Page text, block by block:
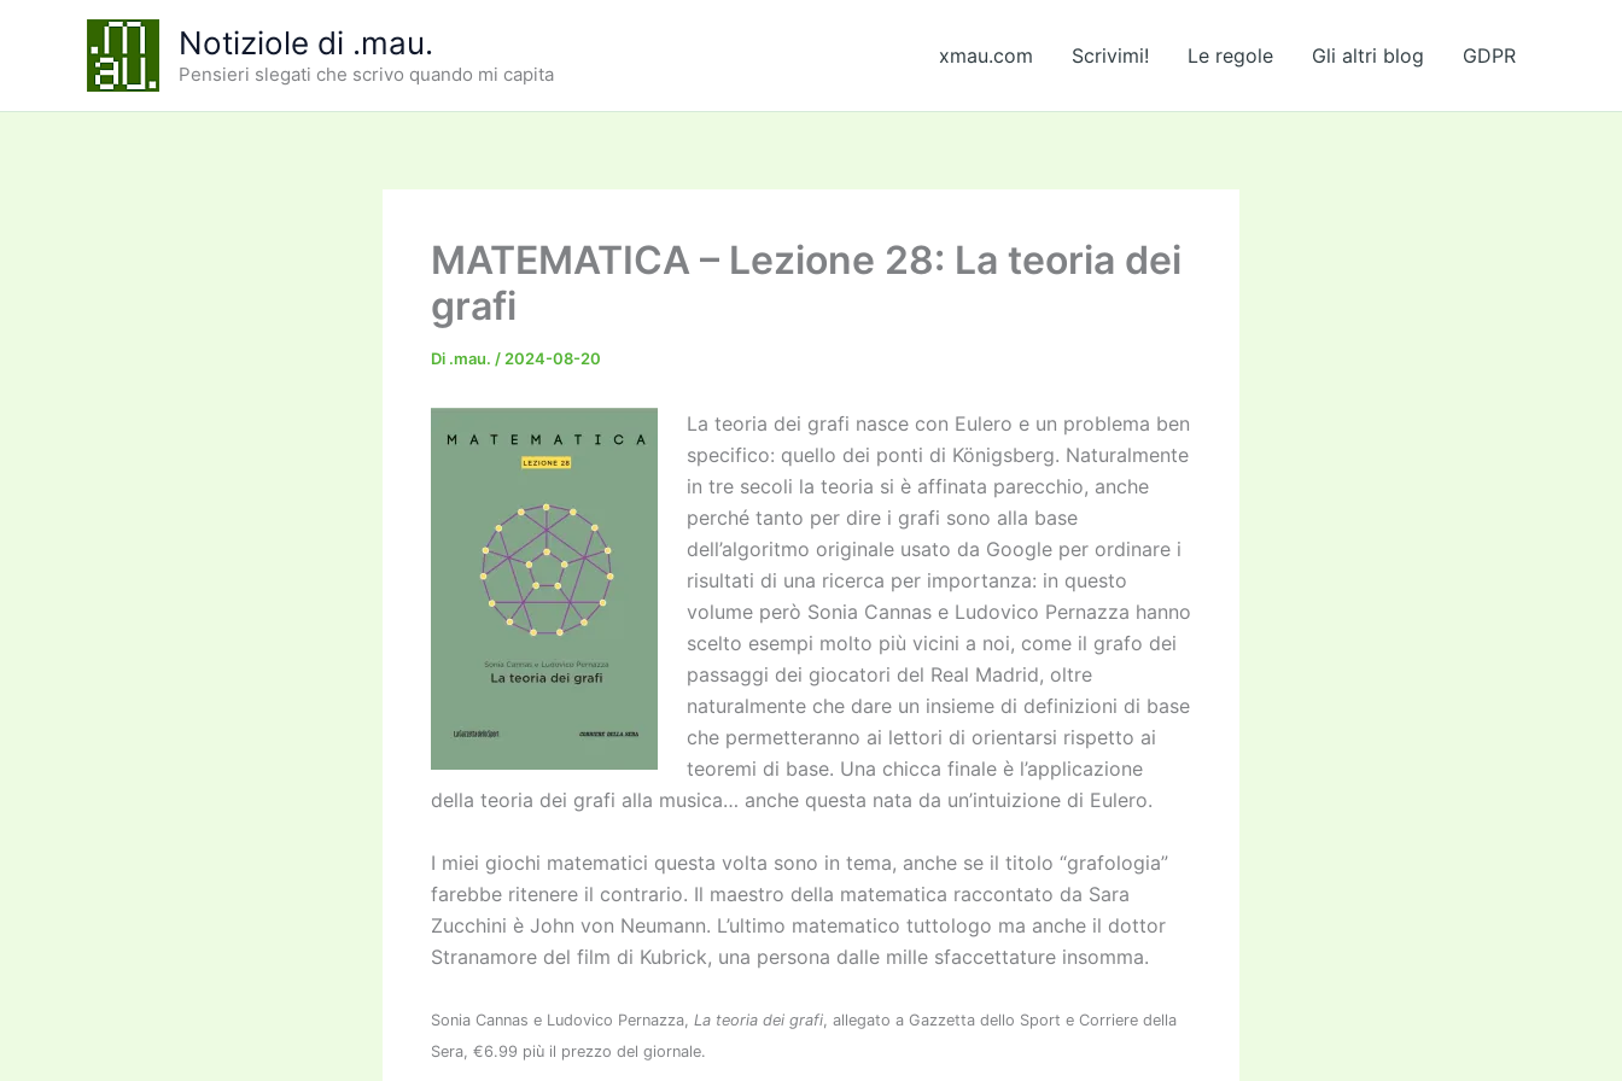
Notiziole di .mau.
Pensieri slegati che scrivo quando mi capita
xmau.com Scrivimi! Le regole Gli altri blog GDPR
MATEMATICA – Lezione 28: La teoria dei
grafi
Di .mau. / 2024-08-20
La teoria dei grafi nasce con Eulero e un problema ben
specifico: quello dei ponti di Königsberg. Naturalmente
in tre secoli la teoria si è affinata parecchio, anche
perché tanto per dire i grafi sono alla base
dell’algoritmo originale usato da Google per ordinare i
risultati di una ricerca per importanza: in questo
volume però Sonia Cannas e Ludovico Pernazza hanno
scelto esempi molto più vicini a noi, come il grafo dei
passaggi dei giocatori del Real Madrid, oltre
naturalmente che dare un insieme di definizioni di base
che permetteranno ai lettori di orientarsi rispetto ai
teoremi di base. Una chicca finale è l’applicazione
della teoria dei grafi alla musica… anche questa nata da un’intuizione di Eulero.
I miei giochi matematici questa volta sono in tema, anche se il titolo “grafologia”
farebbe ritenere il contrario. Il maestro della matematica raccontato da Sara
Zucchini è John von Neumann. L’ultimo matematico tuttologo ma anche il dottor
Stranamore del film di Kubrick, una persona dalle mille sfaccettature insomma.
Sonia Cannas e Ludovico Pernazza, La teoria dei grafi, allegato a Gazzetta dello Sport e Corriere della
Sera, €6.99 più il prezzo del giornale.